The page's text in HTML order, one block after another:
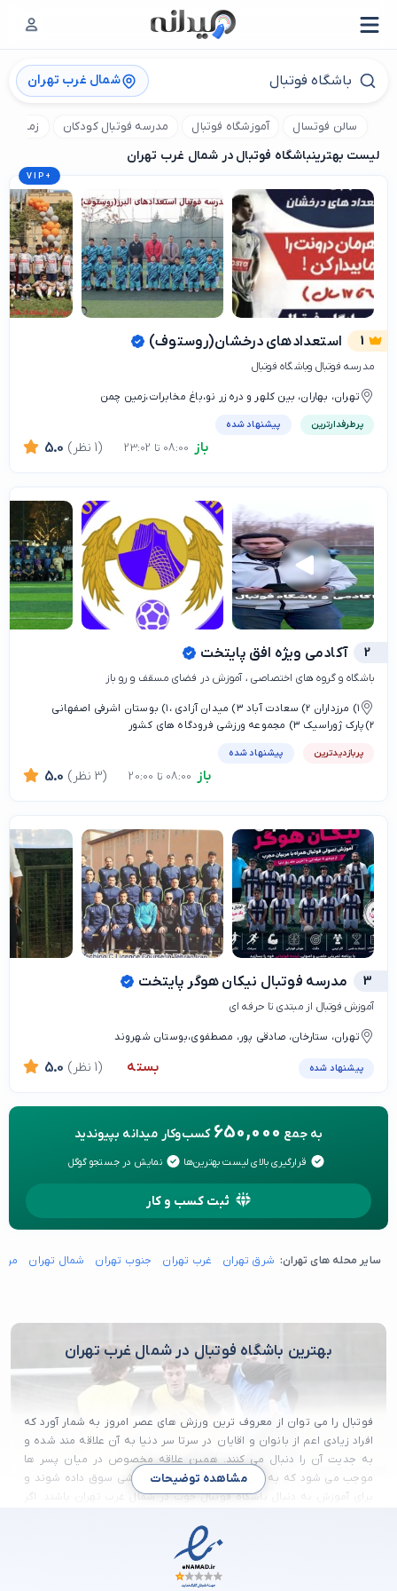
شمال غرب تهران
سالن فوتسال آموزشگاه فوتبال مدرسه فوتبال کودکان زمین
لیست بهترینباشگاه فوتبال در شمال غرب تهران
VIP +
1 استعدادهای درخشان(روستوف)
مدرسه فوتبال وباشگاه فوتبال
تهران، بهاران، بین کلهر و دره زر نو،باغ مخابرات،زمین چمن
پرطرفدارترین پیشنهاد شده
باز 5.0 (1 نظر)
2 آکادمی ویژه افق پایتخت
باشگاه و گروه های اختصاصی ، آموزش در فضای مسقف و رو باز
۱) مرزداران ۲) سعادت آباد ۳) میدان آزادی ،۱) بوستان اشرفی اصفهانی
۲)پارک ژوراسیک ۳) مجموعه ورزشی فرودگاه های کشور
پربازدیدترین پیشنهاد شده
باز 5.0 (3 نظر)
3 مدرسه فوتبال نیکان هوگر پایتخت
آموزش فوتبال از مبتدی تا حرفه ای
تهران، ستارخان، صادقی پور، مصطفوی،بوستان شهروند
پیشنهاد شده بسته 5.0 (1 نظر)
به جمع 650,000 کسب‌وکار میدانه بپیوندید
قرارگیری بالای لیست بهترین‌ها نمایش در جستجو گوگل
ثبت کسب و کار
سایر محله های تهران: شرق تهران غرب تهران جنوب تهران شمال تهران
بهترین باشگاه فوتبال در شمال غرب تهران
فوتبال را می توان از معروف ترین ورزش های عصر امروز به شمار آورد که
افراد زیادی اعم از بانوان و اقایان در سرتا سر دنیا به آن علاقه مند شده و
به جدیت آن را دنبال می کنند. همین علاقه مخصوص در میان پسر ها
موجب می شود که به سمت آموزش این رشته ورزشی سوق داده شوند و
برای آموزش به دنبال باشگاه فوتبال خوب در شمال غرب تهران باشند. اگر
خوب در شمال غرب تهران می گردید در این مطلب با ما همراه باشید. چرا که
می توانید بهترین باشگاه فوتبال را در شمال غرب تهران برای خود یا
مشاهده توضیحات